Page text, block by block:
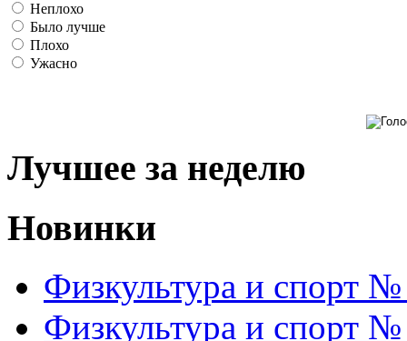
Неплохо
Было лучше
Плохо
Ужасно
Лучшее за неделю
Новинки
Физкультура и спорт
Физкультура и спорт